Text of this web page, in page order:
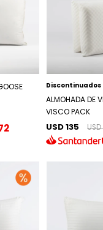
Discontinuados
ALMOHADA DE
VISCO PACK
USD 135